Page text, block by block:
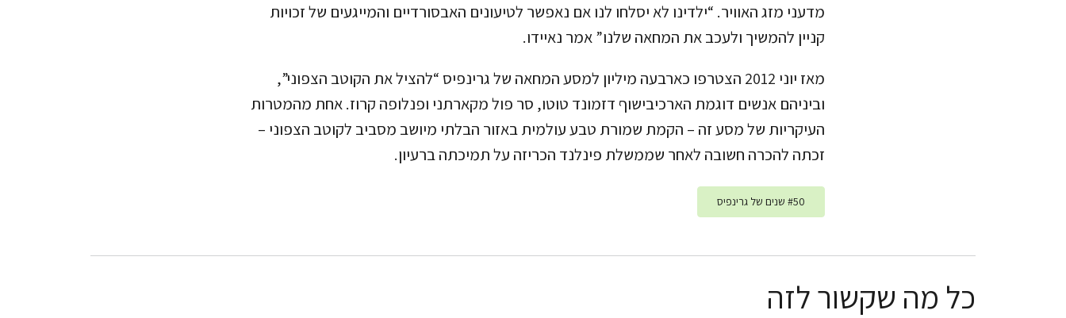
מדעני מזג האוויר. “ילדינו לא יסלחו לנו אם נאפשר לטיעונים האבסורדיים והמייגעים של זכויות
קניין להמשיך ולעכב את המחאה שלנו” אמר נאיידו.
מאז יוני 2012 הצטרפו כארבעה מיליון למסע המחאה של גרינפיס “להציל את הקוטב הצפוני”,
וביניהם אנשים דוגמת הארכיבישוף דזמונד טוטו, סר פול מקארתני ופנלופה קרוז. אחת מהמטרות
העיקריות של מסע זה – הקמת שמורת טבע עולמית באזור הבלתי מיושב מסביב לקוטב הצפוני –
זכתה להכרה חשובה לאחר שממשלת פינלנד הכריזה על תמיכתה ברעיון.
#50 שנים של גרינפיס
כל מה שקשור לזה